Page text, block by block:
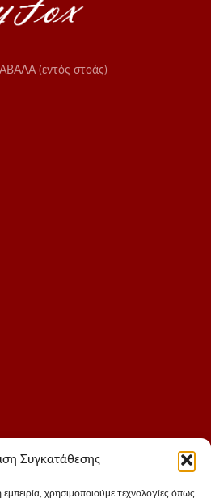
Συγκατάθεσης
χρησιμοποιούμε τεχνολογίες όπως
(εντός στοάς)